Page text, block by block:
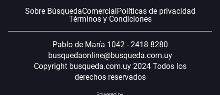
Sobre BúsquedaComercialPolíticas de privacidad
Términos y Condiciones
Pablo de María 1042 - 2418 8280
busquedaonline@busqueda.com.uy
Copyright busqueda.com.uy 2024 Todos los
derechos reservados